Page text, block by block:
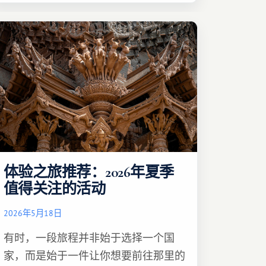
体验之旅推荐：2026年夏季
值得关注的活动
2026年5月18日
有时，一段旅程并非始于选择一个国
家，而是始于一件让你想要前往那里的